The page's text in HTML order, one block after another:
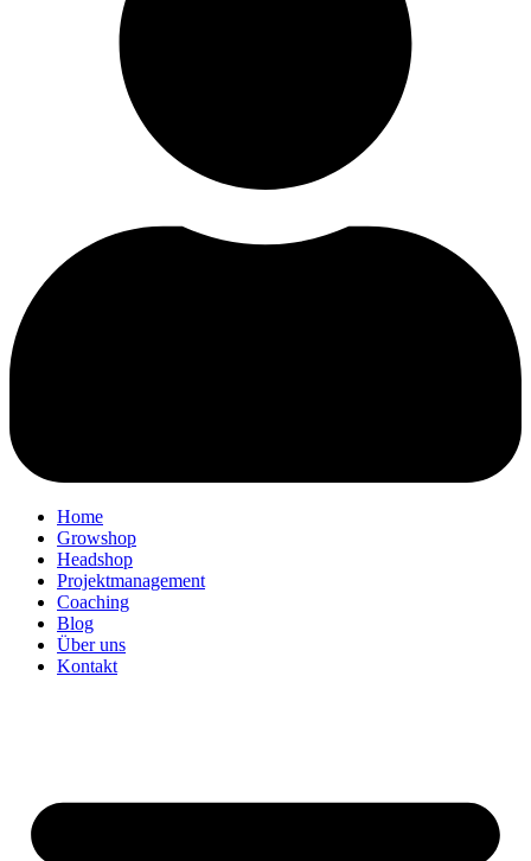
Home
Growshop
Headshop
Projektmanagement
Coaching
Blog
Über uns
Kontakt